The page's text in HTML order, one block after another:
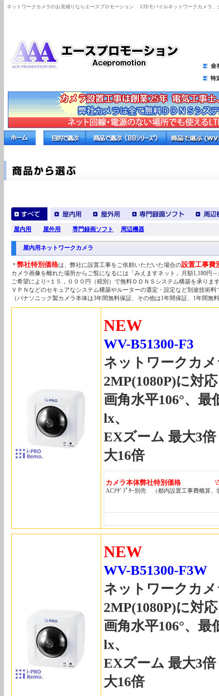
ネットワークカメラのお見積りならエースプロモーション LTEモバイルネットワークカメラ
屋内用 屋外用 専門録画ソフト 周辺機器
屋内用ネットワークカメラ
＊ 弊社特別価格は、弊社に設置工事をご依頼いただいた場合の設置工事費
カメラ画像を離れた場所からご覧になるには「みえますネット」月額1,180円
ご希望により+１５，０００円（税別）で無料ＤＤＮＳシステム構築を承りま
ＶＰＮなどのセキュアなシステム構築やルーターの選定・設定など別途技術料
（パナソニック製カメラ本体は3年間無料保証、その他は1年間保証、1年間無
NEW
WV-B51300-F3
ネットワークカ
2MP(1080P)に対応
画角水平106°、最
lx、
EXズーム 最大3
大16倍
カメラ本体弊社特別価格
ACｱﾀﾞﾌﾟﾀｰ別売 （都内設置工事費概算、
NEW
WV-B51300-F3W
ネットワークカ
2MP(1080P)に対応
画角水平106°、最
lx、
EXズーム 最大3
大16倍